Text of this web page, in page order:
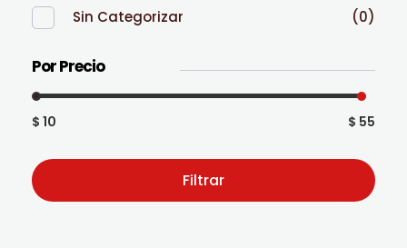
Sin Categorizar
(0)
Por Precio
$ 10 $ 55
Filtrar